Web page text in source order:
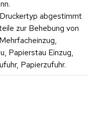
abgestimmt
zur Behebung von
Papierstau Einzug,
Papierzufuhr.